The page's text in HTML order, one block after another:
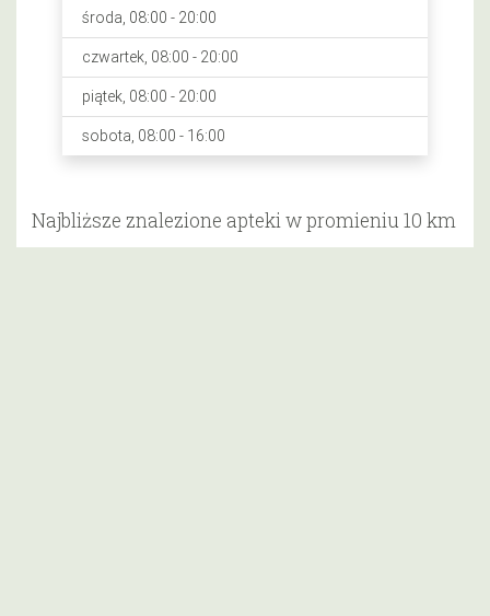
środa, 08:00 - 20:00
czwartek, 08:00 - 20:00
piątek, 08:00 - 20:00
sobota, 08:00 - 16:00
Najbliższe znalezione apteki w promieniu 10 km